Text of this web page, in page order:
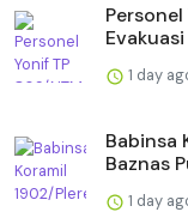
1 day
Babinsa
Baznas
1 day